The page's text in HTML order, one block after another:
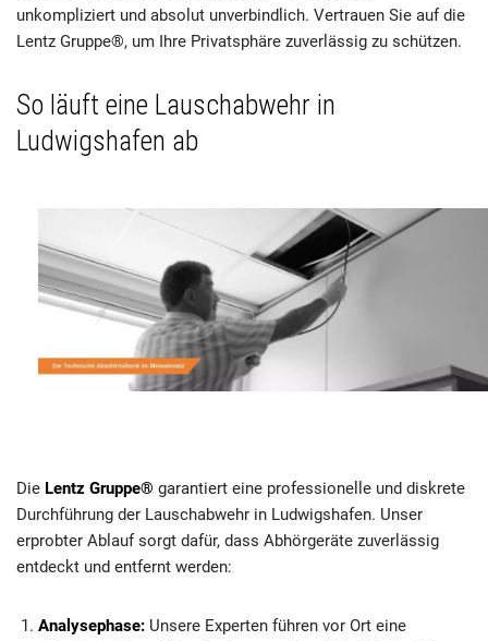
unkompliziert und absolut unverbindlich. Vertrauen Sie auf die
Lentz Gruppe®, um Ihre Privatsphäre zuverlässig zu schützen.
So läuft eine Lauschabwehr in
Ludwigshafen ab
Die Lentz Gruppe® garantiert eine professionelle und diskrete
Durchführung der Lauschabwehr in Ludwigshafen. Unser
erprobter Ablauf sorgt dafür, dass Abhörgeräte zuverlässig
entdeckt und entfernt werden:
Analysephase: Unsere Experten führen vor Ort eine